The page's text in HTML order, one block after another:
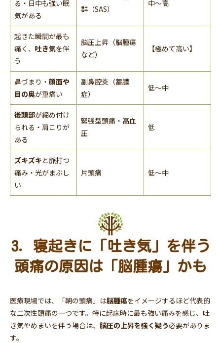
る・日中も強い眠
気がある
群（SAS）
中〜高
起きた瞬間が最も
痛く、 吐き気を伴
う
脳圧上昇（脳腫瘍
など）
【極めて高い】
鼻づまり・ 顔面や
目の奥が重痛い
副鼻腔炎（蓄膿
症）
低〜中
後頭部が締め付け
られる・肩こりが
ある
緊張型頭痛・高血
圧
低
ズキズキと脈打つ
痛み・光がまぶし
い
片頭痛 低〜中
3. 寝起きに「吐き気」を伴う
頭痛の原因は「脳腫瘍」かも
医療現場では、「朝の頭痛」は脳腫瘍をイメージするほど代表的
な二次性頭痛の一つです。特に起床時に最も強い痛みを感じ、吐
き気やめまいを伴う場合は、 脳圧の上昇を強く疑う必要がありま
す。